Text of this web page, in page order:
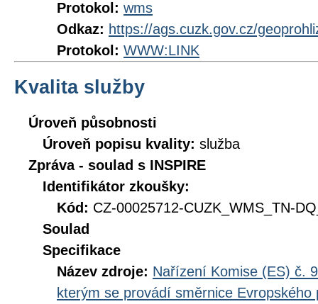
Protokol: wms
Odkaz: https://ags.cuzk.gov.cz/
Protokol: WWW:LINK
Kvalita služby
Úroveň působnosti
Úroveň popisu kvality: služba
Zpráva - soulad s INSPIRE
Identifikátor zkoušky:
Kód: CZ-00025712-CUZK_WMS_TN-
Soulad
Specifikace
Název zdroje: Nařízení Komise (ES) č.
kterým se provádí směrnice